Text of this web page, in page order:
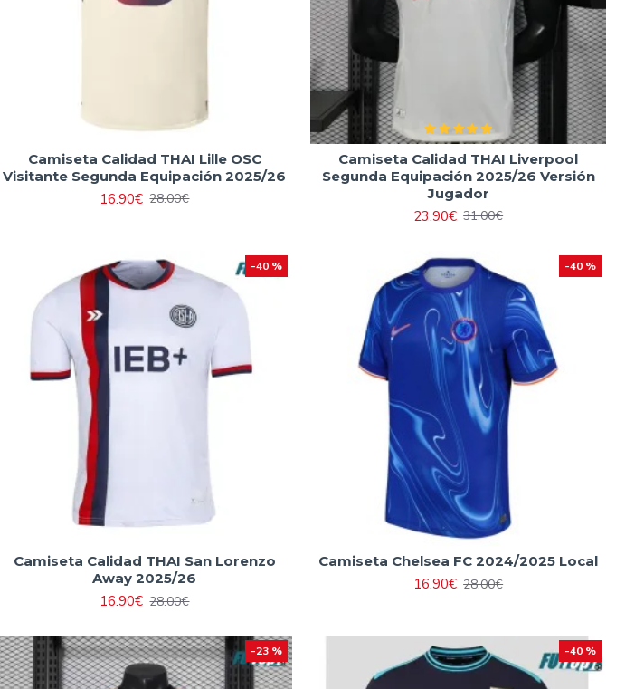
Camiseta Calidad THAI Lille OSC
Visitante Segunda Equipación 2025/26
16.90€ 28.00€
Camiseta Calidad THAI Liverpool
Segunda Equipación 2025/26 Versión
Jugador
23.90€ 31.00€
-40 %
Camiseta Calidad THAI San Lorenzo
Away 2025/26
16.90€ 28.00€
-40 %
Camiseta Chelsea FC 2024/2025 Local
16.90€ 28.00€
-23 % -40 %